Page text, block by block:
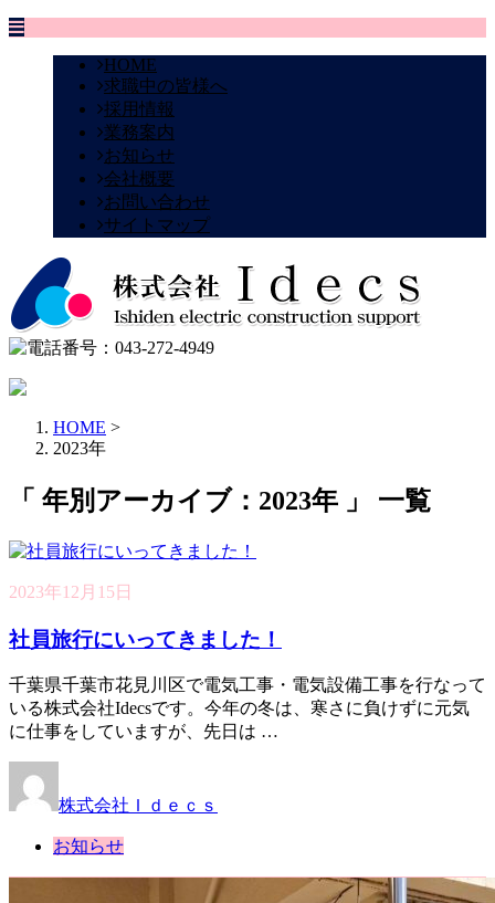
HOME
求職中の皆様へ
採用情報
業務案内
お知らせ
会社概要
お問い合わせ
サイトマップ
HOME >
2023年
「 年別アーカイブ：2023年 」 一覧
2023年12月15日
社員旅行にいってきました！
千葉県千葉市花見川区で電気工事・電気設備工事を行なって
いる株式会社Idecsです。今年の冬は、寒さに負けずに元気
に仕事をしていますが、先日は …
株式会社Ｉｄｅｃｓ
お知らせ